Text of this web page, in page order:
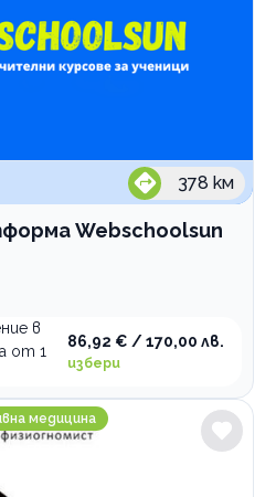
378 км
Webschoolsun
в
от 1
86,92 € / 170,00 лв.
избери
медицина